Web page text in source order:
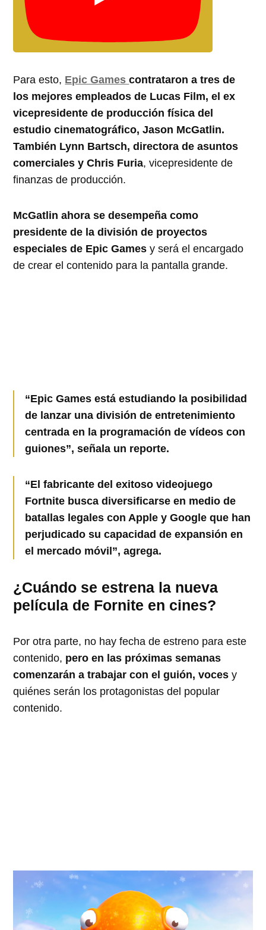
Para esto, Epic Gamescontrataron a tres de
los mejores empleados de Lucas Film, el ex
vicepresidente de producción física del
estudio cinematográfico, Jason McGatlin.
También Lynn Bartsch, directora de asuntos
comerciales y Chris Furia, vicepresidente de
finanzas de producción.
McGatlin ahora se desempeña como
presidente de la división de proyectos
especiales de Epic Games y será el encargado
de crear el contenido para la pantalla grande.
“Epic Games está estudiando la posibilidad
de lanzar una división de entretenimiento
centrada en la programación de vídeos con
guiones”, señala un reporte.
“El fabricante del exitoso videojuego
Fortnite busca diversificarse en medio de
batallas legales con Apple y Google que han
perjudicado su capacidad de expansión en
el mercado móvil”, agrega.
¿Cuándo se estrena la nueva
película de Fornite en cines?
Por otra parte, no hay fecha de estreno para este
contenido, pero en las próximas semanas
comenzarán a trabajar con el guión, vocesy
quiénes serán los protagonistas del popular
contenido.